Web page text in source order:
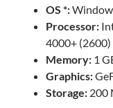
OS *:
Processor:
4000+
Memory: 1
Graphics:
Storage: 200